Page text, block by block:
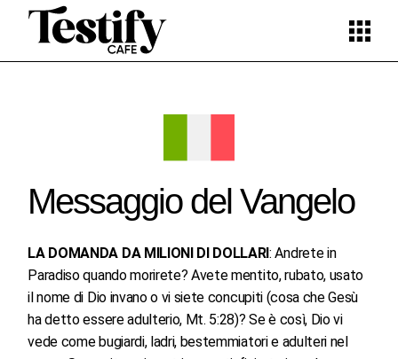
content
Messaggio del Vangelo
LA DOMANDA DA MILIONI DI DOLLARI: Andrete in
Paradiso quando morirete? Avete mentito, rubato, usato
il nome di Dio invano o vi siete concupiti (cosa che Gesù
ha detto essere adulterio, Mt. 5:28)? Se è così, Dio vi
vede come bugiardi, ladri, bestemmiatori e adulteri nel